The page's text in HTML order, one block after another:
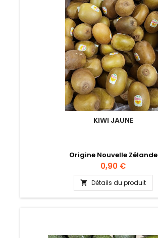
KIWI JAUNE
Origine Nouvelle Zélande
Prix
0,90 €
 Détails du produit